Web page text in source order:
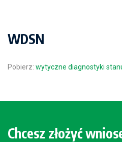
WDSN
Pobierz: wytyczne diagnostyki
Chcesz złożyć